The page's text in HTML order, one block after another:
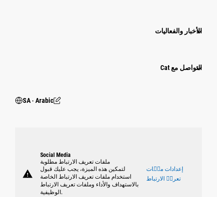
الأخبار والفعاليات
التواصل مع Cat
SA ‧ Arabic
warning
Social Media
ملفات تعريف الارتباط مطلوبة
لتمكين هذه الميزة، يجب عليك قبول
استخدام ملفات تعريف الارتباط الخاصة
بالاستهداف والأداء وملفات تعريف الارتباط
الوظيفية.
إعدادات ملٝات
تعريٝ الارتباط